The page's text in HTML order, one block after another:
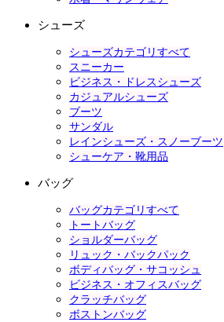
シューズ
シューズカテゴリすべて
スニーカー
ビジネス・ドレスシューズ
カジュアルシューズ
ブーツ
サンダル
レインシューズ・スノーブーツ
シューケア・靴用品
バッグ
バッグカテゴリすべて
トートバッグ
ショルダーバッグ
リュック・バックパック
ボディバッグ・サコッシュ
ビジネス・オフィスバッグ
クラッチバッグ
ボストンバッグ